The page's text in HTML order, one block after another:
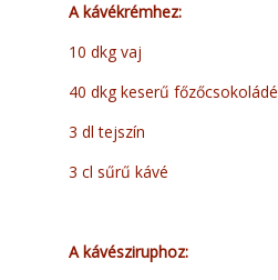
A kávékrémhez:
10 dkg vaj
40 dkg keserű főzőcsokoládé
3 dl tejszín
3 cl sűrű kávé
A kávésziruphoz: